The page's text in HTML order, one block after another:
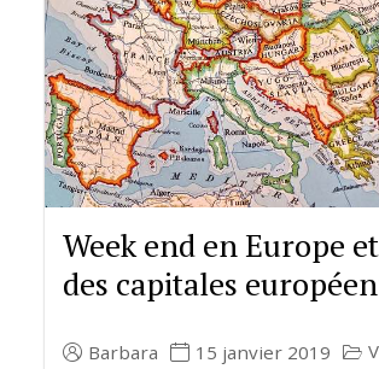
Week end en Europe
des capitales
Barbara 15 janvier 2019